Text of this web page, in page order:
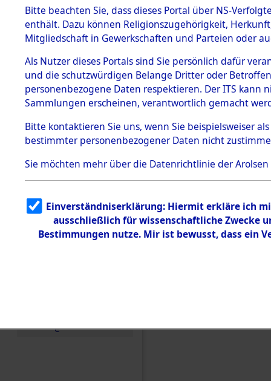
BESTÄNDE
1.
mente
5. Verschiedenes
5.3
Todesmärsche
5.3.1 Alliierte
Erhebungen
zu
Todesmärsch
en
5.3.2
g
5.3.3
Todesmärsch
e
von
Toter aus
Ort ihrer
0001
Bitte beachten Sie, dass dieses Portal über NS-
enthält. Dazu können Religionszugehörigkeit,
Mitgliedschaft in Gewerkschaften und Parteien oder
Als Nutzer dieses Portals sind Sie persönlich dafür
und die schutzwürdigen Belange Dritter oder
personenbezogene Daten respektieren. Der ITS
Sammlungen erscheinen, verantwortlich gemacht
Bitte kontaktieren Sie uns, wenn Sie beispielsweiser
bestimmter personenbezogener Daten nicht
Sie möchten mehr über die Datenrichtlinie der Arolsen
Einverständniserklärung: Hiermit erkläre ich
ausschließlich für wissenschaftliche Zwecke
Bestimmungen nutze. Mir ist bewusst, dass ein